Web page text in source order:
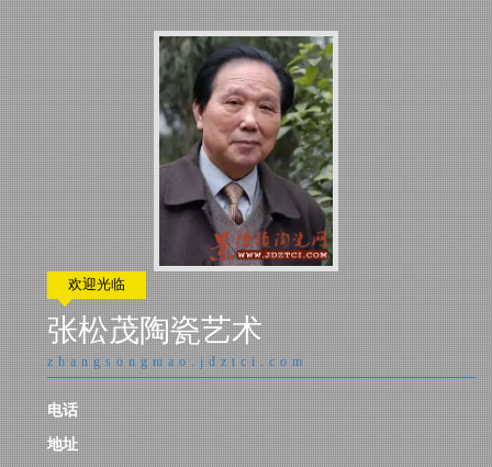
欢迎光临
张松茂陶瓷艺术
zhangsongmao.jdztci.com
电话
地址